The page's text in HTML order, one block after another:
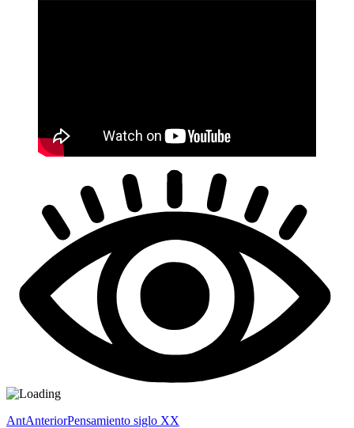
AntAnteriorPensamiento siglo XX